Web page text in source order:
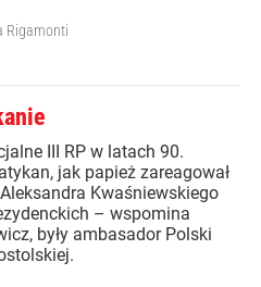
Rigamonti
III RP w latach 90.
jak papież zareagował
Kwaśniewskiego
– wspomina
były ambasador Polski